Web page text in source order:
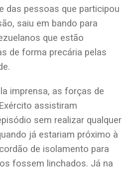
das pessoas que participou
saiu em bando para
que estão
de forma precária pelas
imprensa, as forças de
assistiram
sem realizar qualquer
já estariam próximo à
de isolamento para
fossem linchados. Já na